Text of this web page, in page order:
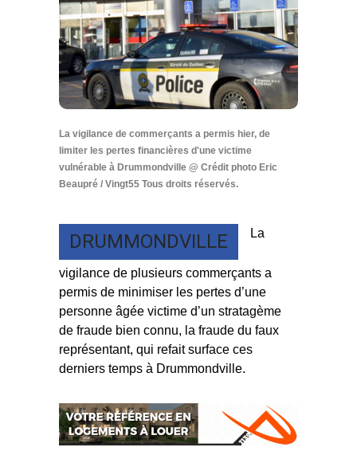
La vigilance de commerçants a permis hier, de
limiter les pertes financières d'une victime
vulnérable à Drummondville @ Crédit photo Eric
Beaupré / Vingt55 Tous droits réservés.
DRUMMONDVILLE La
vigilance de plusieurs commerçants a
permis de minimiser les pertes d’une
personne âgée victime d’un stratagème
de fraude bien connu, la fraude du faux
représentant, qui refait surface ces
derniers temps à Drummondville.